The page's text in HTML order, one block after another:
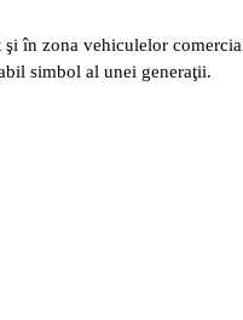
în zona vehiculelor
simbol al unei generaţii.